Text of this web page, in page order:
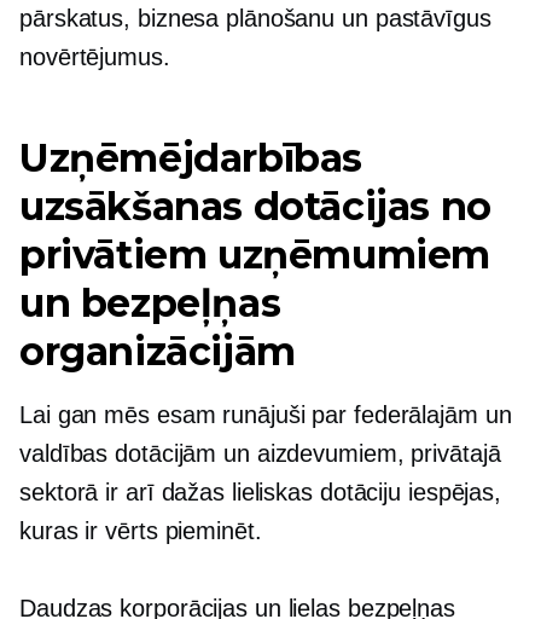
pārskatus, biznesa plānošanu un pastāvīgus
novērtējumus.
Uzņēmējdarbības
uzsākšanas dotācijas no
privātiem uzņēmumiem
un bezpeļņas
organizācijām
Lai gan mēs esam runājuši par federālajām un
valdības dotācijām un aizdevumiem, privātajā
sektorā ir arī dažas lieliskas dotāciju iespējas,
kuras ir vērts pieminēt.
Daudzas korporācijas un lielas bezpeļņas